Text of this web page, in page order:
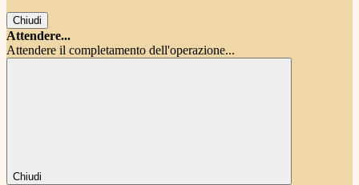
Chiudi
Attendere...
Attendere il completamento dell'operazione...
Chiudi